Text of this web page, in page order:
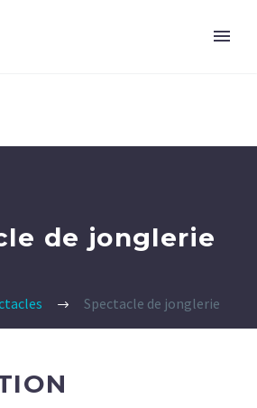
de jonglerie
Spectacle de jonglerie